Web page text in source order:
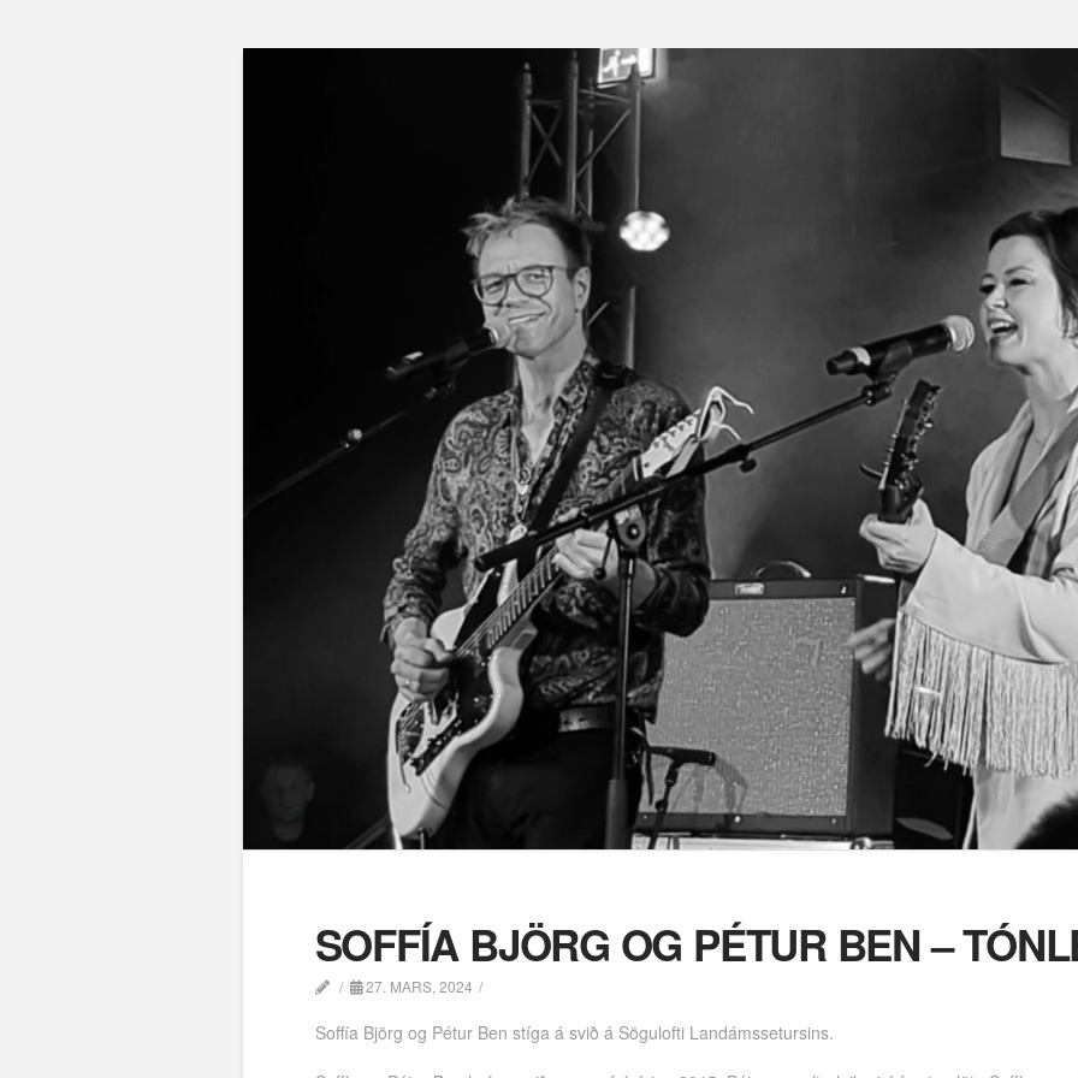
SOFFÍA BJÖRG OG PÉTUR BEN –
27. MARS, 2024
Soffía Björg og Pétur Ben stíga á svið á Sögulofti Landámssetursins.